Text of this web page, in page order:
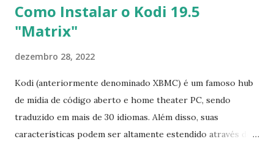
Como Instalar o Kodi 19.5
"Matrix"
dezembro 28, 2022
Kodi (anteriormente denominado XBMC) é um famoso hub
de mídia de código aberto e home theater PC, sendo
traduzido em mais de 30 idiomas. Além disso, suas
características podem ser altamente estendido através de